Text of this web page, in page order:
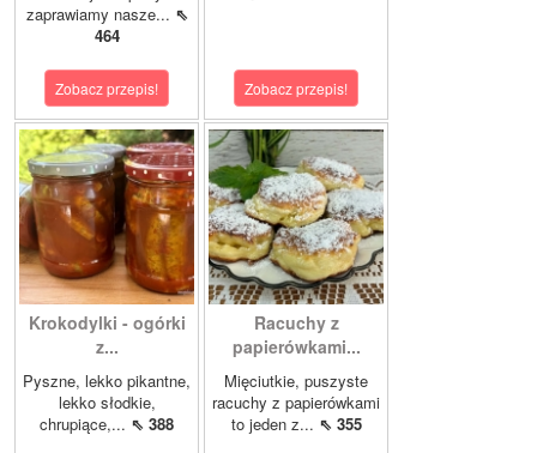
zaprawiamy nasze... ⇖
464
Zobacz przepis! Zobacz przepis!
Krokodylki - ogórki
z...
Pyszne, lekko pikantne,
lekko słodkie,
chrupiące,... ⇖ 388
Racuchy z
papierówkami...
Mięciutkie, puszyste
racuchy z papierówkami
to jeden z... ⇖ 355